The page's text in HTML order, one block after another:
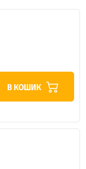
В КОШИК